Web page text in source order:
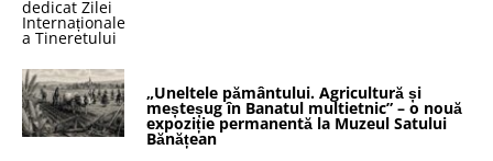
„Uneltele pământului. Agricultură și
meșteșug în Banatul multietnic” – o nouă
expoziție permanentă la Muzeul Satului
Bănățean